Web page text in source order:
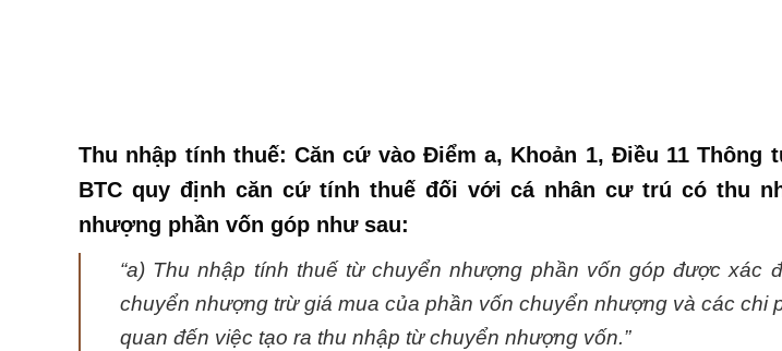
Thu nhập tính thuế:Căn cứ vào Điểm a, Khoản 1, Điều 11 Thông
BTC quy định căn cứ tính thuế đối với cá nhân cư trú có thu
nhượng phần vốn góp như sau:
“a) Thu nhập tính thuế từ chuyển nhượng phần vốn góp được xác
chuyển nhượng trừ giá mua của phần vốn chuyển nhượng và các chi
quan đến việc tạo ra thu nhập từ chuyển nhượng vốn.”